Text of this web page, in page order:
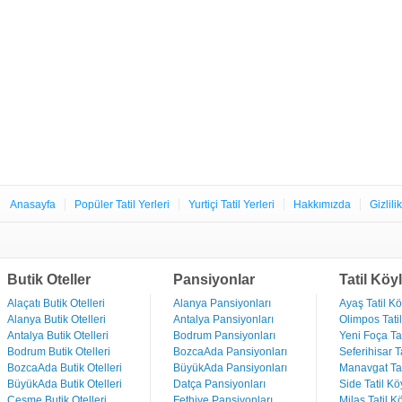
Anasayfa Popüler Tatil Yerleri Yurtiçi Tatil Yerleri Hakkımızda
Butik Oteller
Alaçatı Butik Otelleri
Alanya Butik Otelleri
Antalya Butik Otelleri
Bodrum Butik Otelleri
BozcaAda Butik Otelleri
BüyükAda Butik Otelleri
Pansiyonlar
Alanya Pansiyonları
Antalya Pansiyonları
Bodrum Pansiyonları
BozcaAda Pansiyonları
BüyükAda Pansiyonları
Datça Pansiyonları
Tatil
Ayaş Tatil
Olimpos
Yeni Foça
Seferihisar
Manavgat
Side Tatil